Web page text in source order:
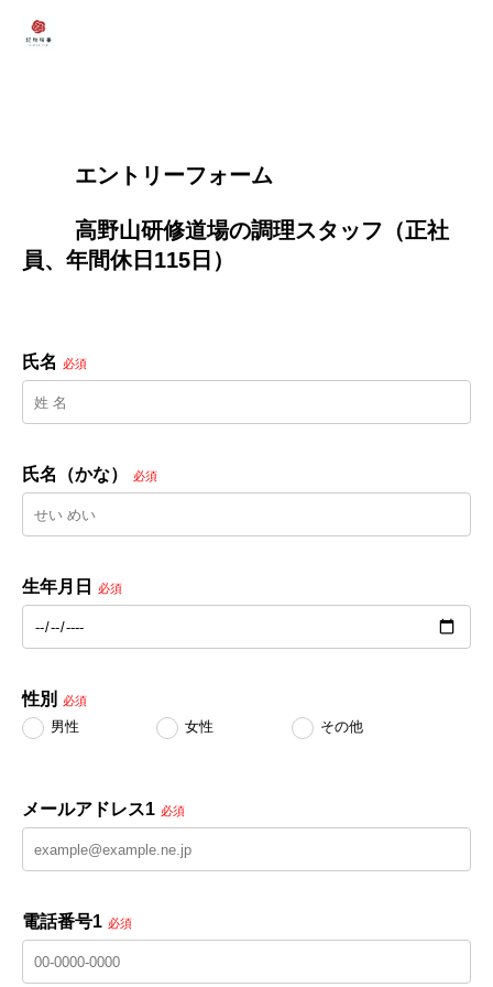
        エントリーフォーム
員、年間休日115日）
氏名 必須
氏名（かな） 必須
生年月日 必須
性別 必須
男性 女性 その他
メールアドレス1 必須
電話番号1 必須